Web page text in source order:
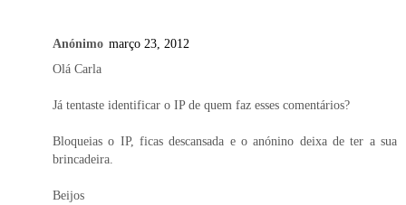
Anónimo março 23, 2012
Olá Carla
Já tentaste identificar o IP de quem faz esses comentários?
Bloqueias o IP, ficas descansada e o anónino deixa de ter a sua
brincadeira.
Beijos